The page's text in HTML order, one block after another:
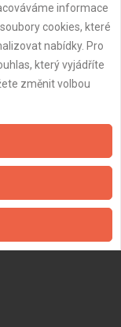
a služeb od
a služby jinde
, Velkoobchod a
, Montáž, opravy,
Poskytování
majetku a
informace
cookies, které
nabídky. Pro
který vyjádříte
změnit volbou